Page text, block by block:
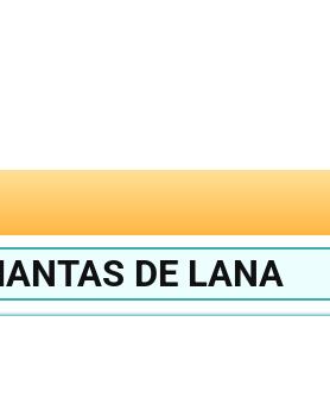
DE LANA